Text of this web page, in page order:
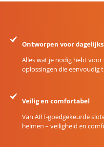
Ontworpen voor
Alles wat je nodig hebt
oplossingen die eenvoudig
Veilig en comfortabel
Van ART-goedgekeurde
helmen – veiligheid en